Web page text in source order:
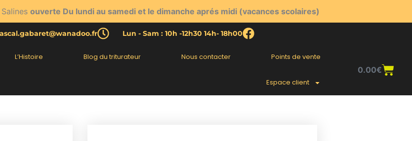
ouverte Du lundi au samedi et le dimanche aprés midi (vacances scolaires)
Lun - Sam : 10h -12h30 14h- 18h00
L’Histoire Blog du triturateur Nous contacter Points de vente
Espace client
0.00€